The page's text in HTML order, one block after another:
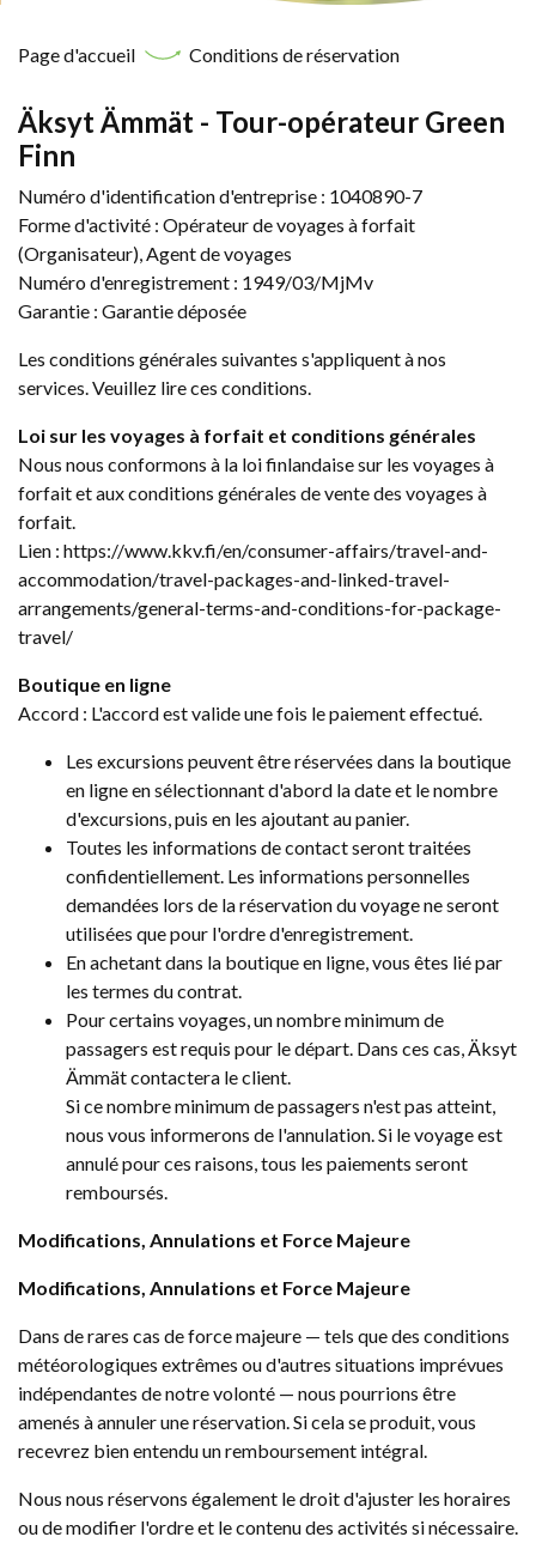
Page d'accueil Conditions de réservation
Äksyt Ämmät - Tour-opérateur Green
Finn
Numéro d'identification d'entreprise : 1040890-7
Forme d'activité : Opérateur de voyages à forfait
(Organisateur), Agent de voyages
Numéro d'enregistrement : 1949/03/MjMv
Garantie : Garantie déposée
Les conditions générales suivantes s'appliquent à nos
services. Veuillez lire ces conditions.
Loi sur les voyages à forfait et conditions générales
Nous nous conformons à la loi finlandaise sur les voyages à
forfait et aux conditions générales de vente des voyages à
forfait.
Lien : https://www.kkv.fi/en/consumer-affairs/travel-and-
accommodation/travel-packages-and-linked-travel-
arrangements/general-terms-and-conditions-for-package-
travel/
Boutique en ligne
Accord : L'accord est valide une fois le paiement effectué.
Les excursions peuvent être réservées dans la boutique
en ligne en sélectionnant d'abord la date et le nombre
d'excursions, puis en les ajoutant au panier.
Toutes les informations de contact seront traitées
confidentiellement. Les informations personnelles
demandées lors de la réservation du voyage ne seront
utilisées que pour l'ordre d'enregistrement.
En achetant dans la boutique en ligne, vous êtes lié par
les termes du contrat.
Pour certains voyages, un nombre minimum de
passagers est requis pour le départ. Dans ces cas, Äksyt
Ämmät contactera le client.
Si ce nombre minimum de passagers n'est pas atteint,
nous vous informerons de l'annulation. Si le voyage est
annulé pour ces raisons, tous les paiements seront
remboursés.
Modifications, Annulations et Force Majeure
Modifications, Annulations et Force Majeure
Dans de rares cas de force majeure — tels que des conditions
météorologiques extrêmes ou d'autres situations imprévues
indépendantes de notre volonté — nous pourrions être
amenés à annuler une réservation. Si cela se produit, vous
recevrez bien entendu un remboursement intégral.
Nous nous réservons également le droit d'ajuster les horaires
ou de modifier l'ordre et le contenu des activités si nécessaire.